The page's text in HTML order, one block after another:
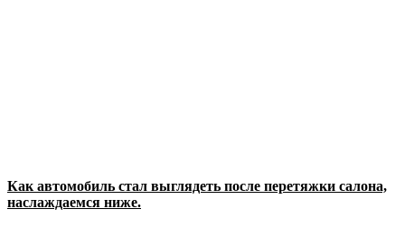
Как автомобиль стал выглядеть после перетяжки салона,
наслаждаемся ниже.